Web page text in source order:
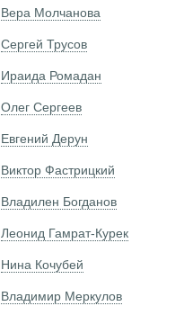
Вера Молчанова
Сергей Трусов
Ираида Ромадан
Олег Сергеев
Евгений Дерун
Виктор Фастрицкий
Владилен Богданов
Леонид Гамрат-Курек
Нина Кочубей
Владимир Меркулов